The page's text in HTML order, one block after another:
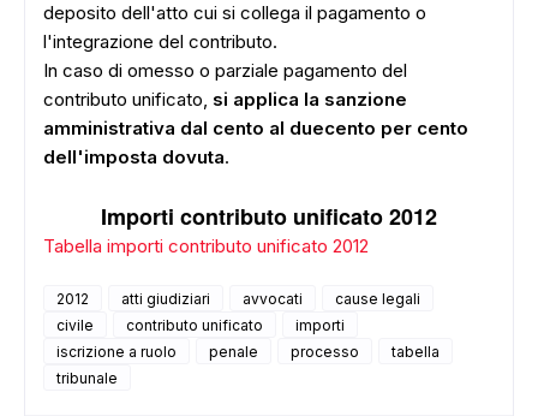
deposito dell'atto cui si collega il pagamento o
l'integrazione del contributo.
In caso di omesso o parziale pagamento del
contributo unificato, si applica la sanzione
amministrativa dal cento al duecento per cento
dell'imposta dovuta.
Importi contributo unificato 2012
Tabella importi contributo unificato 2012
2012 atti giudiziari avvocati
cause legali
civile
contributo unificato
importi
iscrizione a ruolo
penale processo
tabella
tribunale